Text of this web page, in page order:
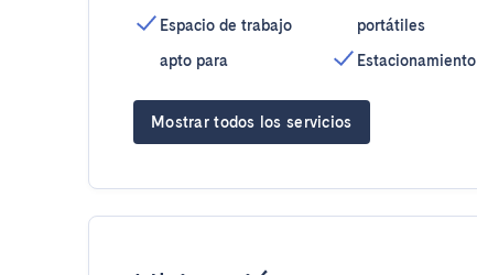
Espacio de trabajo
apto para
portátiles
Estacionamiento
Mostrar todos los servicios